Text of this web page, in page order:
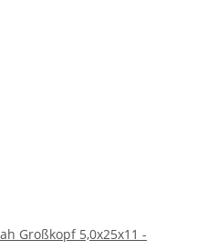
Großkopf 5,0x25x11 -